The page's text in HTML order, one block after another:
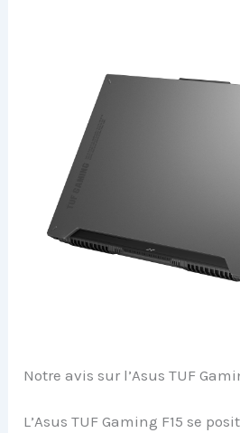
Notre avis sur l’Asus TUF
L’Asus TUF Gaming F15 se